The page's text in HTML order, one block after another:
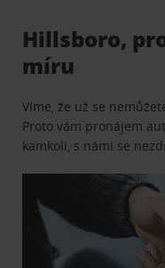
Hillsboro,
míru
Víme, že už se
Proto vám pronájem
kamkoli, s námi se